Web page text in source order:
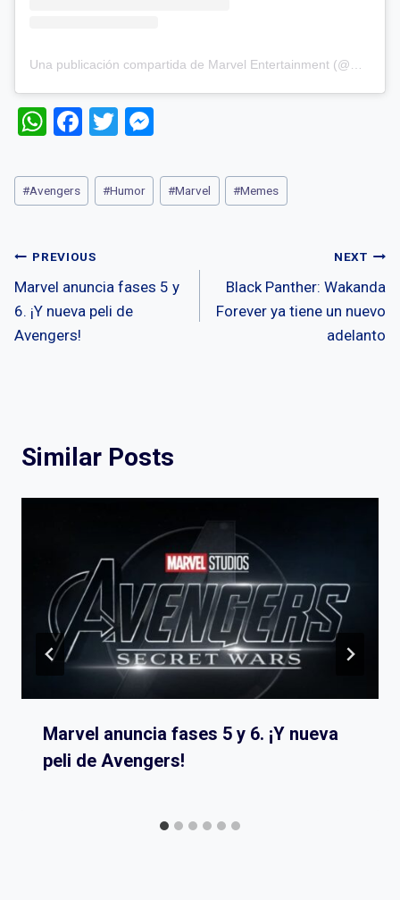
W
at
s
p
p
F
ce
b
o
k
T
tt
er
se
n
Post
Tags:
#Avengers #Humor #Marvel #Memes
Post
navigation
PREVIOUS
Marvel anuncia fases 5 y
6. ¡Y nueva peli de
Avengers!
NEXT
Black Panther: Wakanda
Forever ya tiene un nuevo
adelanto
Similar Posts
Marvel anuncia fases 5 y 6. ¡Y nueva
peli de Avengers!